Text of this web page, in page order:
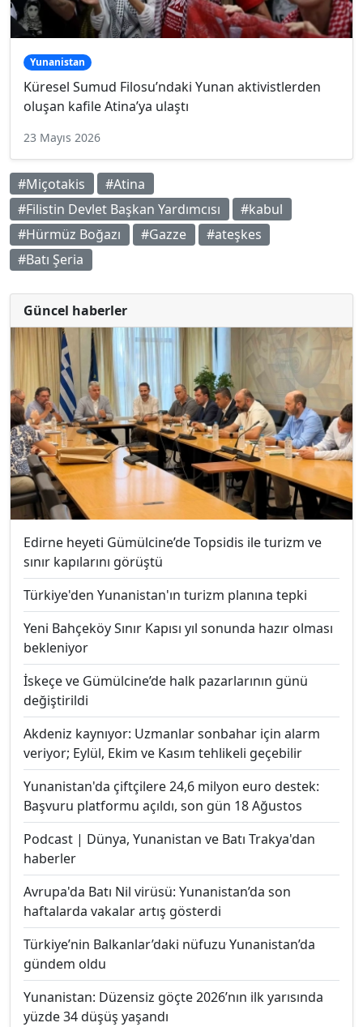
Yunanistan
Küresel Sumud Filosu’ndaki Yunan aktivistlerden
oluşan kafile Atina’ya ulaştı
23 Mayıs 2026
#Miçotakis
#Atina
#Filistin Devlet Başkan Yardımcısı
#kabul
#Hürmüz Boğazı
#Gazze
#ateşkes
#Batı Şeria
Güncel haberler
Edirne heyeti Gümülcine’de Topsidis ile turizm ve
sınır kapılarını görüştü
Türkiye'den Yunanistan'ın turizm planına tepki
Yeni Bahçeköy Sınır Kapısı yıl sonunda hazır olması
bekleniyor
İskeçe ve Gümülcine’de halk pazarlarının günü
değiştirildi
Akdeniz kaynıyor: Uzmanlar sonbahar için alarm
veriyor; Eylül, Ekim ve Kasım tehlikeli geçebilir
Yunanistan'da çiftçilere 24,6 milyon euro destek:
Başvuru platformu açıldı, son gün 18 Ağustos
Podcast | Dünya, Yunanistan ve Batı Trakya'dan
haberler
Avrupa'da Batı Nil virüsü: Yunanistan’da son
haftalarda vakalar artış gösterdi
Türkiye’nin Balkanlar’daki nüfuzu Yunanistan’da
gündem oldu
Yunanistan: Düzensiz göçte 2026’nın ilk yarısında
yüzde 34 düşüş yaşandı